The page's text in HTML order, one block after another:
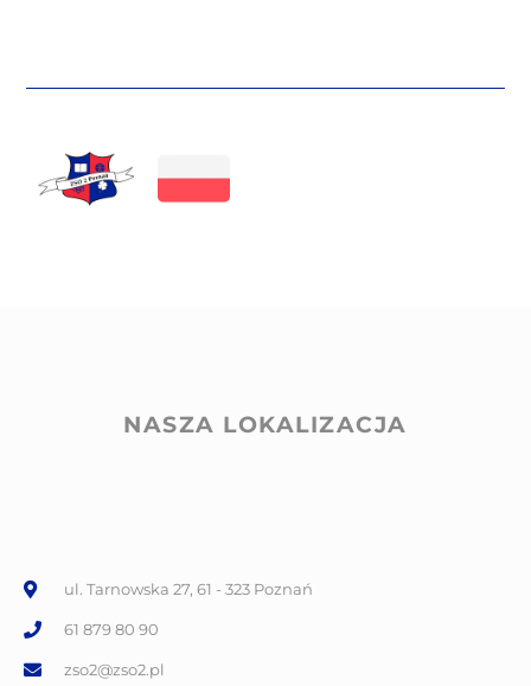
NASZA LOKALIZACJA
ul. Tarnowska 27, 61 - 323 Poznań
61 879 80 90
zso2@zso2.pl